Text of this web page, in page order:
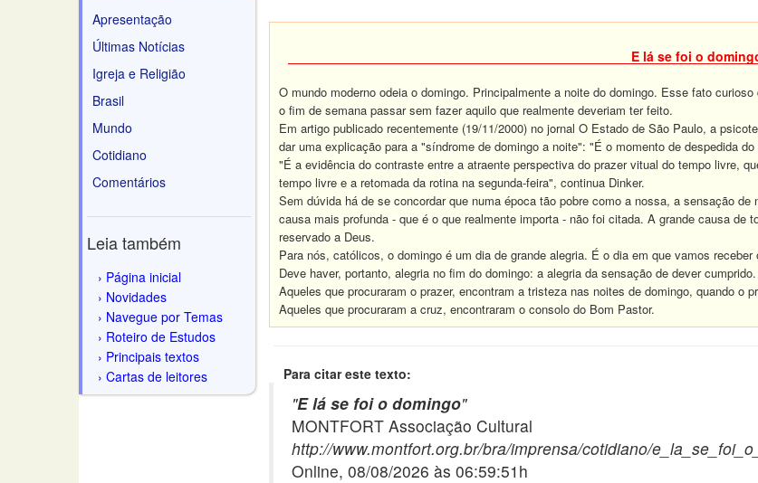
Apresentação
Últimas Notícias
Igreja e Religião
Brasil
Mundo
Cotidiano
Comentários
Leia também
Página inicial
Novidades
Navegue por Temas
Roteiro de Estudos
Principais textos
Cartas de leitores
E lá se foi o
O mundo moderno odeia o domingo. Principalmente a noite do domingo. Esse fato
o fim de semana passar sem fazer aquilo que realmente deveriam ter feito.
Em artigo publicado recentemente (19/11/2000) no jornal O Estado de São Paulo, a
dar uma explicação para a "síndrome de domingo a noite": "É o momento de despedida
"É a evidência do contraste entre a atraente perspectiva do prazer vitual do tempo livre,
tempo livre e a retomada da rotina na segunda-feira", continua Dinker.
Sem dúvida há de se concordar que numa época tão pobre como a nossa, a sensação
causa mais profunda - que é o que realmente importa - não foi citada. A grande causa
reservado a Deus.
Para nós, católicos, o domingo é um dia de grande alegria. É o dia em que vamos
Deve haver, portanto, alegria no fim do domingo: a alegria da sensação de dever
Aqueles que procuraram o prazer, encontram a tristeza nas noites de domingo, quando o
Aqueles que procuraram a cruz, encontraram o consolo do Bom Pastor.
Para citar este texto:
"E lá se foi o domingo"
MONTFORT Associação Cultural
http://www.montfort.org.br/bra/imprensa/cotidiano/
Online, 08/08/2026 às 06:59:51h